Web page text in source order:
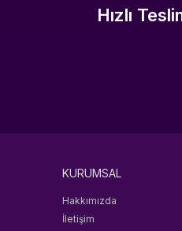
mücadeleleri gibi
getirir. Bu kategori
Öne
Hızlı
KURUMSAL
Hakkımızda
İletişim